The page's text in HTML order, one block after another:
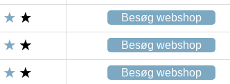
Besøg webshop
Besøg webshop
Besøg webshop